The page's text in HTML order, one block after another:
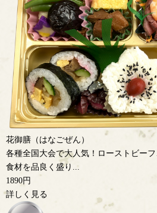
花御膳（はなごぜん）
各種全国大会で大人気！ローストビー
食材を品良く盛り...
1890円
詳しく見る